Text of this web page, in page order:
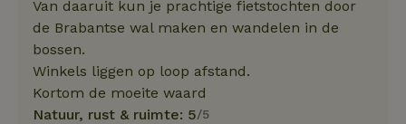
Van daaruit kun je prachtige fietstochten door
de Brabantse wal maken en wandelen in de
bossen.
Winkels liggen op loop afstand.
Kortom de moeite waard
Natuur, rust & ruimte: 5/5